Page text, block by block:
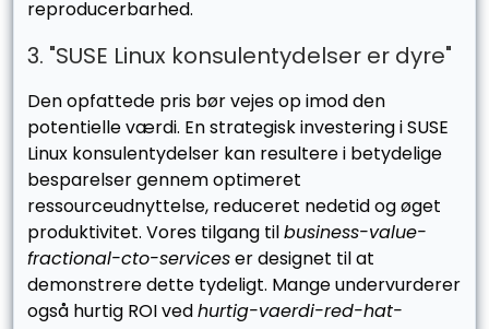
reproducerbarhed.
3. "SUSE Linux konsulentydelser er dyre"
Den opfattede pris bør vejes op imod den
potentielle værdi. En strategisk investering i SUSE
Linux konsulentydelser kan resultere i betydelige
besparelser gennem optimeret
ressourceudnyttelse, reduceret nedetid og øget
produktivitet. Vores tilgang tilbusiness-value-
fractional-cto-serviceser designet til at
demonstrere dette tydeligt. Mange undervurderer
også hurtig ROI vedhurtig-vaerdi-red-hat-